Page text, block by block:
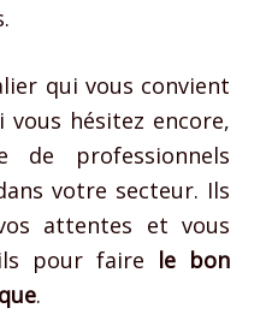
qui vous convient
vous hésitez encore,
de professionnels
votre secteur. Ils
attentes et vous
pour faire le bon
.